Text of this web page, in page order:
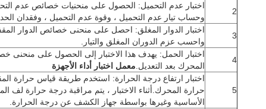
2
اختبار عدم التحميل: الحصول على منحنيات خصائص عدم
وحساب تيار عدم التحميل ، وقوة عدم التحميل ، وفقدان
3
اختبار الدوار المغلق: احصل على منحنى خصائص الدوار
واحسب عزم الدوران المغلق والتيار.
4
اختبار الحمل: يهدف هذا الاختبار إلى الحصول على
المحرك بعد التعديل. معمل اختبار أداء الأجهزة
5
اختبار ارتفاع درجة الحرارة: استخدم طريقة قياس حرارة
حرارة المحرك.أثناء الاختبار ، يتم مراقبة درجة حرارة لف
الأساسية وغيرها بواسطة جهاز الكشف عن درجة الحرارة.